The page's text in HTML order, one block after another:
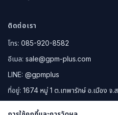
ติดต่อเรา
โทร: 085-920-8582
อีเมล: sale@gpm-plus.com
LINE: @gpmplus
ที่อยู่: 1674 หมู่ 1 ต.เทพารักษ์ อ.เมือง จ.